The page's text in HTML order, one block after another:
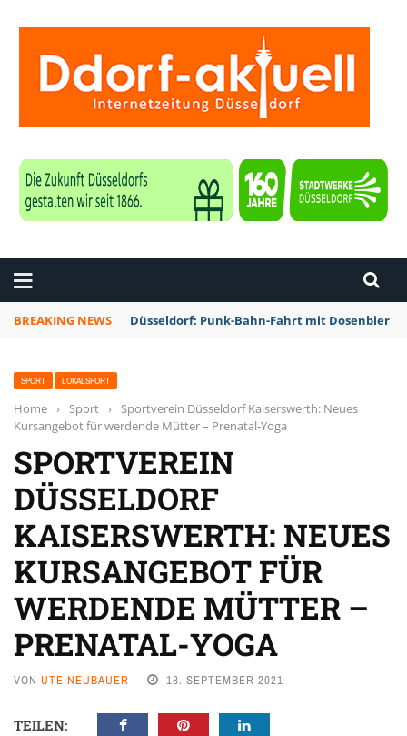
BREAKING NEWS Düsseldorf: Punk-Bahn-Fahrt mit Dosenbier
SPORT LOKALSPORT
Home › Sport › Sportverein Düsseldorf Kaiserswerth: Neues
Kursangebot für werdende Mütter – Prenatal-Yoga
SPORTVEREIN
DÜSSELDORF
KAISERSWERTH: NEUES
KURSANGEBOT FÜR
WERDENDE MÜTTER –
PRENATAL-YOGA
VON UTE NEUBAUER 18. SEPTEMBER 2021
TEILEN: